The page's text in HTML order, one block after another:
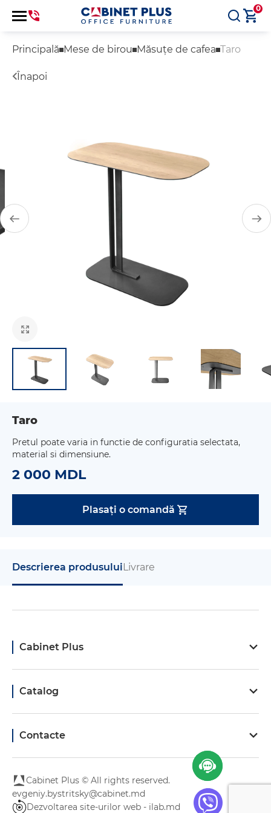
0
Principală Mese de birou Măsuțe de cafea Taro
Înapoi
Taro
Pretul poate varia in functie de configuratia selectata,
material si dimensiune.
2 000 MDL
Plasați o comandă
Descrierea produsuluiLivrare
Cabinet Plus
Catalog
Contacte
Cabinet Plus © All rights reserved.
evgeniy.bystritsky@cabinet.md
Dezvoltarea site-urilor web - ilab.md